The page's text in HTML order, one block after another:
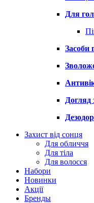
Для
Засоби
Догляд
Захист від сонця
Для обличчя
Для тіла
Для волосся
Набори
Новинки
Акції
Бренды